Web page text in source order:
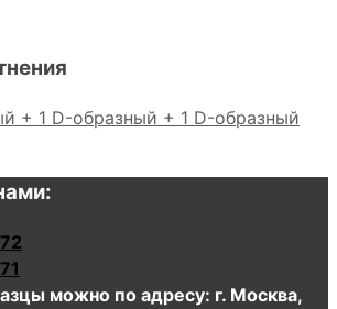
+ 1 D-образный + 1 D-образный
можно по адресу: г. Москва,